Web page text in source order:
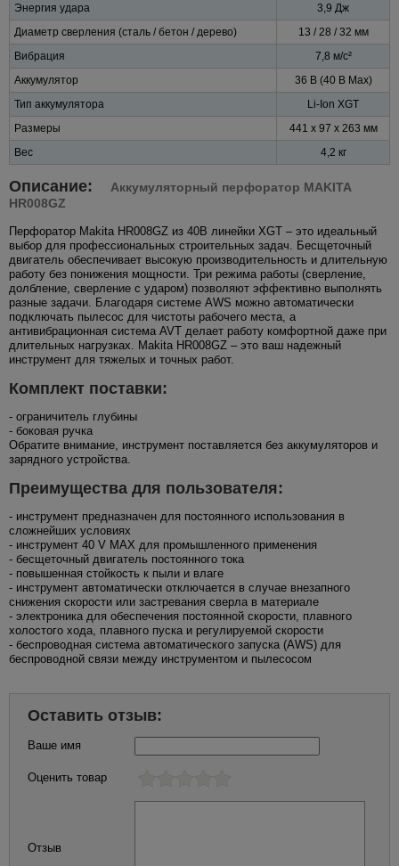
Энергия удара
3,9 Дж
Диаметр сверления (сталь / бетон / дерево)
13 / 28 / 32 мм
Вибрация
7,8 м/с²
Аккумулятор
36 В (40 В Max)
Тип аккумулятора
Li-Ion XGT
Размеры
441 x 97 x 263 мм
Вес
4,2 кг
Описание:
Аккумуляторный перфоратор MAKITA
HR008GZ
Перфоратор Makita HR008GZ из 40В линейки XGT – это идеальный
выбор для профессиональных строительных задач. Бесщеточный
двигатель обеспечивает высокую производительность и длительную
работу без понижения мощности. Три режима работы (сверление,
долбление, сверление с ударом) позволяют эффективно выполнять
разные задачи. Благодаря системе AWS можно автоматически
подключать пылесос для чистоты рабочего места, а
антивибрационная система AVT делает работу комфортной даже при
длительных нагрузках. Makita HR008GZ – это ваш надежный
инструмент для тяжелых и точных работ.
Комплект поставки:
- ограничитель глубины
- боковая ручка
Обратите внимание, инструмент поставляется без аккумуляторов и
зарядного устройства.
Преимущества для пользователя:
- инструмент предназначен для постоянного использования в
сложнейших условиях
- инструмент 40 V MAX для промышленного применения
- бесщеточный двигатель постоянного тока
- повышенная стойкость к пыли и влаге
- инструмент автоматически отключается в случае внезапного
снижения скорости или застревания сверла в материале
- электроника для обеспечения постоянной скорости, плавного
холостого хода, плавного пуска и регулируемой скорости
- беспроводная система автоматического запуска (AWS) для
беспроводной связи между инструментом и пылесосом
Оставить отзыв:
Ваше имя
Оценить товар
Отзыв